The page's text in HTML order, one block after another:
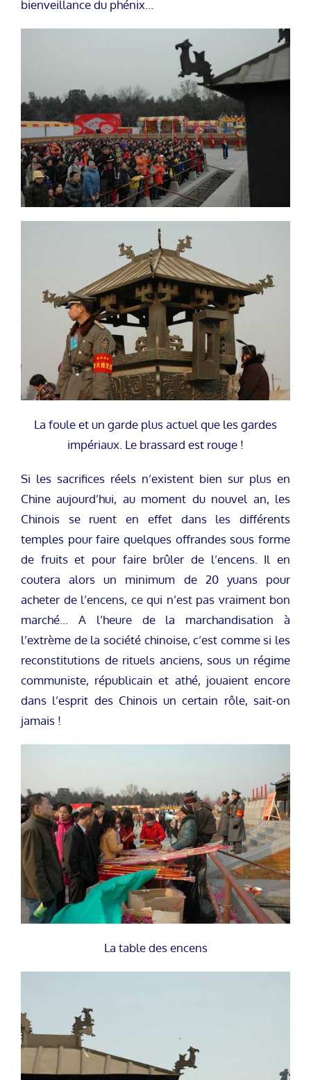
bienveillance du phénix…
La foule et un garde plus actuel que les gardes
impériaux. Le brassard est rouge !
Si les sacrifices réels n’existent bien sur plus en
Chine aujourd’hui, au moment du nouvel an, les
Chinois se ruent en effet dans les différents
temples pour faire quelques offrandes sous forme
de fruits et pour faire brûler de l’encens. Il en
coutera alors un minimum de 20 yuans pour
acheter de l’encens, ce qui n’est pas vraiment bon
marché… A l’heure de la marchandisation à
l’extrème de la société chinoise, c’est comme si les
reconstitutions de rituels anciens, sous un régime
communiste, républicain et athé, jouaient encore
dans l’esprit des Chinois un certain rôle, sait-on
jamais !
La table des encens